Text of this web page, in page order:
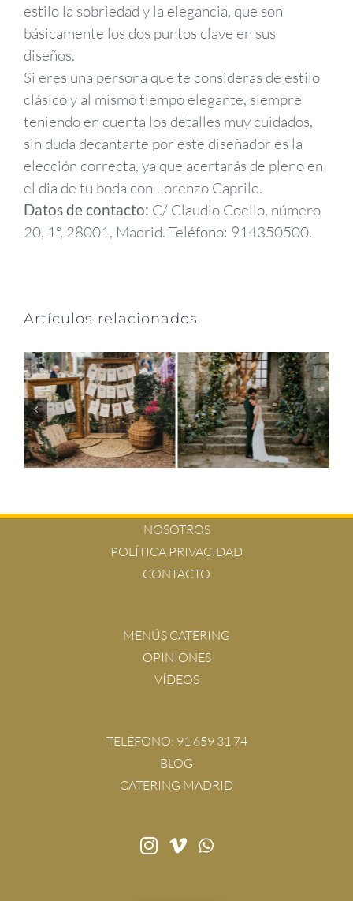
estilo la sobriedad y la elegancia, que son
básicamente los dos puntos clave en sus
diseños.
Si eres una persona que te consideras de estilo
clásico y al mismo tiempo elegante, siempre
teniendo en cuenta los detalles muy cuidados,
sin duda decantarte por este diseñador es la
elección correcta, ya que acertarás de pleno en
el dia de tu boda con Lorenzo Caprile.
Datos de contacto: C/ Claudio Coello, número
20, 1º, 28001, Madrid. Teléfono: 914350500.
Artículos relacionados
Cómo
organizar las
mesas para tu
boda
Protocolo para
bodas: 10
reglas básicas
para
principiantes
NOSOTROS
POLÍTICA PRIVACIDAD
CONTACTO
MENÚS CATERING
OPINIONES
VÍDEOS
TELÉFONO: 91 659 31 74
BLOG
CATERING MADRID